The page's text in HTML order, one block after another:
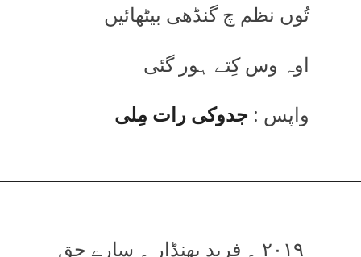
تُوں نظم چ گنڈھی بیٹھائیں
اوہ وس کِتے ہور گئی
واپس : جدوکی رات مِلی
۲۰۱۹ ۔ فرید بھنڈار ۔ سارے حق